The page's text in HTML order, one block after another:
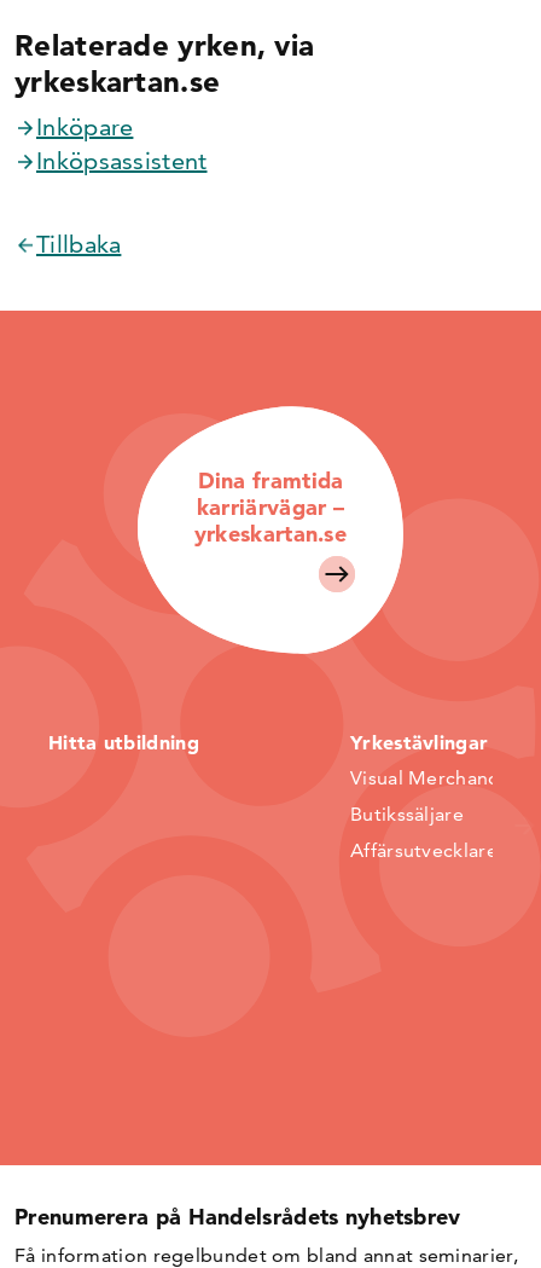
Relaterade yrken, via
yrkeskartan.se
Inköpare
Inköpsassistent
Tillbaka
Dina framtida
karriärvägar –
yrkeskartan.se
Hitta utbildning Yrkestävlingar
Visual Merchandiser
Butikssäljare
Affärsutvecklare
Prenumerera på Handelsrådets nyhetsbrev
Få information regelbundet om bland annat seminarier,